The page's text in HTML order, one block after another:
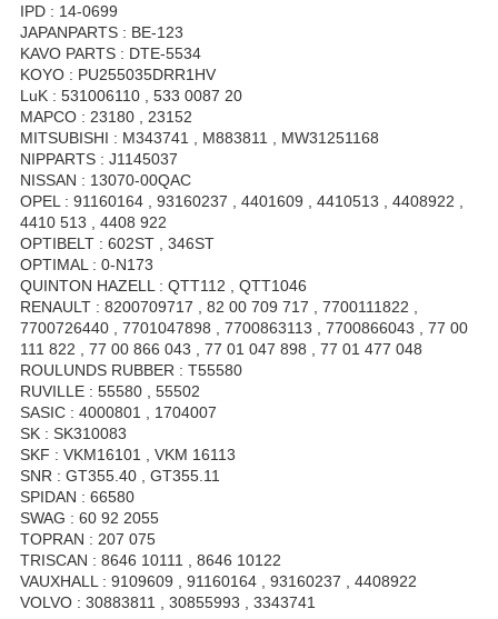
IPD : 14-0699
JAPANPARTS : BE-123
KAVO PARTS : DTE-5534
KOYO : PU255035DRR1HV
LuK : 531006110 , 533 0087 20
MAPCO : 23180 , 23152
MITSUBISHI : M343741 , M883811 , MW31251168
NIPPARTS : J1145037
NISSAN : 13070-00QAC
OPEL : 91160164 , 93160237 , 4401609 , 4410513 , 4408922 ,
4410 513 , 4408 922
OPTIBELT : 602ST , 346ST
OPTIMAL : 0-N173
QUINTON HAZELL : QTT112 , QTT1046
RENAULT : 8200709717 , 82 00 709 717 , 7700111822 ,
7700726440 , 7701047898 , 7700863113 , 7700866043 , 77 00
111 822 , 77 00 866 043 , 77 01 047 898 , 77 01 477 048
ROULUNDS RUBBER : T55580
RUVILLE : 55580 , 55502
SASIC : 4000801 , 1704007
SK : SK310083
SKF : VKM16101 , VKM 16113
SNR : GT355.40 , GT355.11
SPIDAN : 66580
SWAG : 60 92 2055
TOPRAN : 207 075
TRISCAN : 8646 10111 , 8646 10122
VAUXHALL : 9109609 , 91160164 , 93160237 , 4408922
VOLVO : 30883811 , 30855993 , 3343741